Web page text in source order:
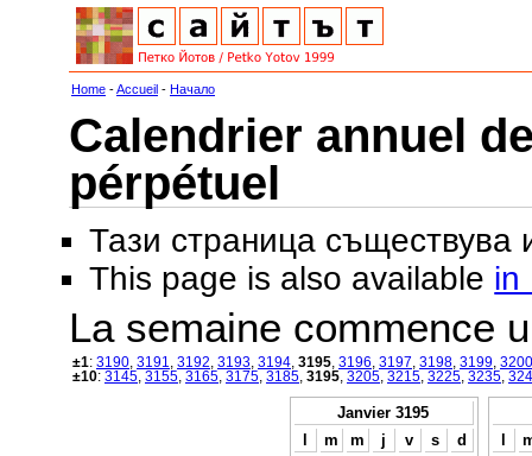
Home -Accueil - Начало
Calendrier annuel
pérpétuel
Тази страница съществува
This page is also available in
La semaine commence
±1: 3190 3191 3192 3193 3194 3195 3196 3197 3198 3199 3200
±10: 3145 3155 3165 3175 3185 3195 3205 3215 3225 3235
Janvier 3195
l
m m j v s
d
l